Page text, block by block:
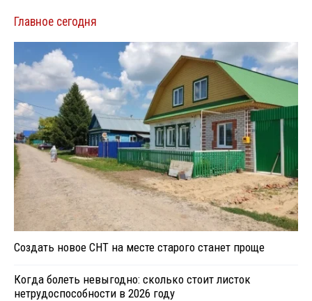
Главное сегодня
Создать новое СНТ на месте старого станет проще
Когда болеть невыгодно: сколько стоит листок
нетрудоспособности в 2026 году